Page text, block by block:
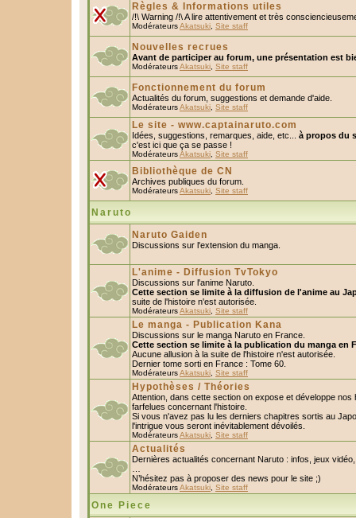
Règles & Informations utiles
/!\ Warning /!\ A lire attentivement et très
ModérateursAkatsuki Site staff
Nouvelles recrues
Avant de participer au forum, une présentation est
ModérateursAkatsuki Site staff
Fonctionnement du forum
Actualités du forum, suggestions et demande d'aide.
ModérateursAkatsuki Site staff
Le site - www.captainaruto.com
Idées, suggestions, remarques, aide, etc... à propos du
c'est ici que ça se passe !
ModérateursAkatsuki Site staff
Bibliothèque de CN
Archives publiques du forum.
ModérateursAkatsuki Site staff
Naruto
Naruto Gaiden
Discussions sur l'extension du manga.
L'anime - Diffusion TvTokyo
Discussions sur l'anime Naruto.
Cette section se limite à la diffusion de l'anime au
suite de l'histoire n'est autorisée.
ModérateursAkatsuki Site staff
Le manga - Publication Kana
Discussions sur le manga Naruto en France.
Cette section se limite à la publication du manga en
Aucune allusion à la suite de l'histoire n'est autorisée.
Dernier tome sorti en France : Tome 60.
ModérateursAkatsuki Site staff
Hypothèses / Théories
Attention, dans cette section on expose et développe nos
farfelues concernant l'histoire.
Si vous n'avez pas lu les derniers chapitres sortis au
l'intrigue vous seront inévitablement dévoilés.
ModérateursAkatsuki Site staff
Actualités
Dernières actualités concernant Naruto : infos, jeux
N’hésitez pas à proposer des news pour le site ;)
ModérateursAkatsuki Site staff
One Piece